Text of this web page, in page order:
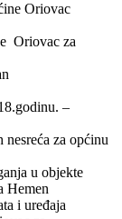
Oriovac
Oriovac za
–
za općinu
u objekte
Hemen
i uređaja